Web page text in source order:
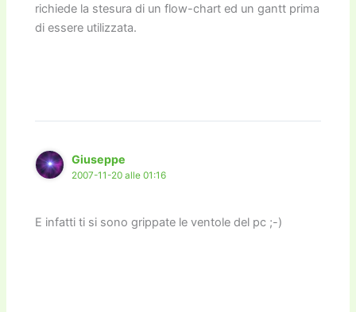
richiede la stesura di un flow-chart ed un gantt prima
di essere utilizzata.
Giuseppe
2007-11-20 alle 01:16
E infatti ti si sono grippate le ventole del pc ;-)